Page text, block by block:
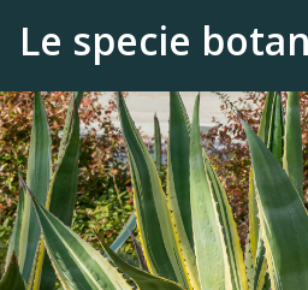
vasi con piante di jucca
alcune cartoline d’epoca,
solito esporre ogni anno
primavera.
Le specie